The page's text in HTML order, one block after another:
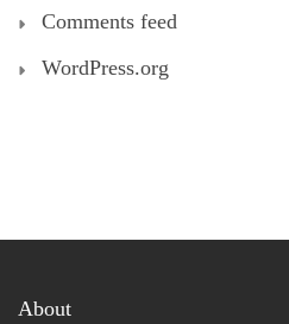
Comments feed
WordPress.org
About